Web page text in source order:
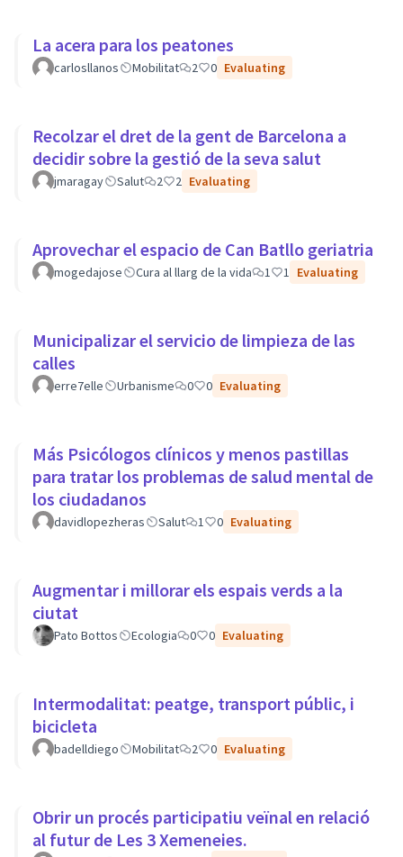
La acera para los peatones
carlosllanos Mobilitat 2 0 Evaluating
Recolzar el dret de la gent de Barcelona a
decidir sobre la gestió de la seva salut
jmaragay Salut 2 2 Evaluating
Aprovechar el espacio de Can Batllo geriatria
mogedajose Cura al llarg de la vida 1 1 Evaluating
Municipalizar el servicio de limpieza de las
calles
erre7elle Urbanisme 0 0 Evaluating
Más Psicólogos clínicos y menos pastillas
para tratar los problemas de salud mental de
los ciudadanos
davidlopezheras Salut 1 0 Evaluating
Augmentar i millorar els espais verds a la
ciutat
Pato Bottos Ecologia 0 0 Evaluating
Intermodalitat: peatge, transport públic, i
bicicleta
badelldiego Mobilitat 2 0 Evaluating
Obrir un procés participatiu veïnal en relació
al futur de Les 3 Xemeneies.